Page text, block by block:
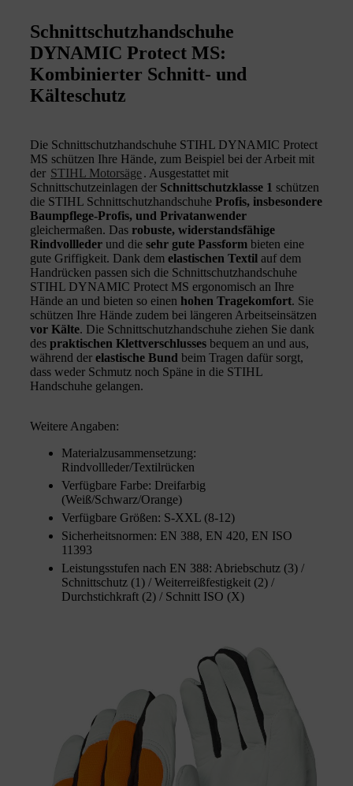
Schnittschutzhandschuhe
DYNAMIC Protect MS:
Kombinierter Schnitt- und
Kälteschutz
Die Schnittschutzhandschuhe STIHL DYNAMIC Protect
MS schützen Ihre Hände, zum Beispiel bei der Arbeit mit
der STIHL Motorsäge. Ausgestattet mit
Schnittschutzeinlagen der Schnittschutzklasse 1 schützen
die STIHL Schnittschutzhandschuhe Profis, insbesondere
Baumpflege-Profis, und Privatanwender
gleichermaßen. Das robuste, widerstandsfähige
Rindvollleder und die sehr gute Passform bieten eine
gute Griffigkeit. Dank dem elastischen Textil auf dem
Handrücken passen sich die Schnittschutzhandschuhe
STIHL DYNAMIC Protect MS ergonomisch an Ihre
Hände an und bieten so einen hohen Tragekomfort. Sie
schützen Ihre Hände zudem bei längeren Arbeitseinsätzen
vor Kälte. Die Schnittschutzhandschuhe ziehen Sie dank
des praktischen Klettverschlusses bequem an und aus,
während der elastische Bund beim Tragen dafür sorgt,
dass weder Schmutz noch Späne in die STIHL
Handschuhe gelangen.
Weitere Angaben:
Materialzusammensetzung:
Rindvollleder/Textilrücken
Verfügbare Farbe: Dreifarbig
(Weiß/Schwarz/Orange)
Verfügbare Größen: S-XXL (8-12)
Sicherheitsnormen: EN 388, EN 420, EN ISO
11393
Leistungsstufen nach EN 388: Abriebschutz (3) /
Schnittschutz (1) / Weiterreißfestigkeit (2) /
Durchstichkraft (2) / Schnitt ISO (X)